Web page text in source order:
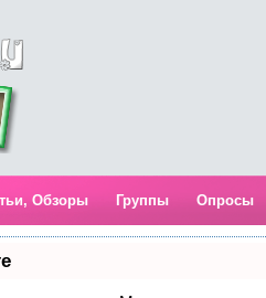
Обзоры Группы Опросы